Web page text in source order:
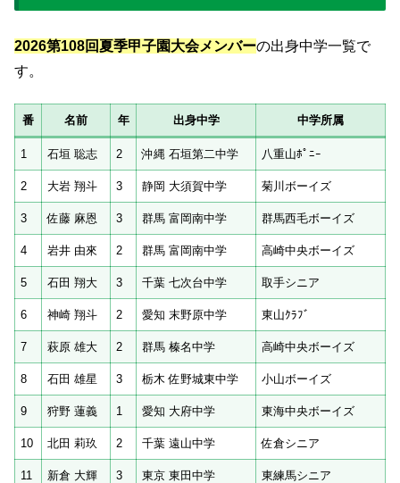
2026第108回夏季甲子園大会メンバーの出身中学一覧で
す。
番 名前 年 出身中学 中学所属
1 石垣 聡志 2 沖縄 石垣第二中学 八重山ﾎﾟﾆｰ
2 大岩 翔斗 3 静岡 大須賀中学 菊川ボーイズ
3 佐藤 麻恩 3 群馬 富岡南中学 群馬西毛ボーイズ
4 岩井 由來 2 群馬 富岡南中学 高崎中央ボーイズ
5 石田 翔大 3 千葉 七次台中学 取手シニア
6 神崎 翔斗 2 愛知 末野原中学 東山ｸﾗﾌﾞ
7 萩原 雄大 2 群馬 榛名中学 高崎中央ボーイズ
8 石田 雄星 3 栃木 佐野城東中学 小山ボーイズ
9 狩野 蓮義 1 愛知 大府中学 東海中央ボーイズ
10 北田 莉玖 2 千葉 遠山中学 佐倉シニア
11 新倉 大輝 3 東京 東田中学 東練馬シニア